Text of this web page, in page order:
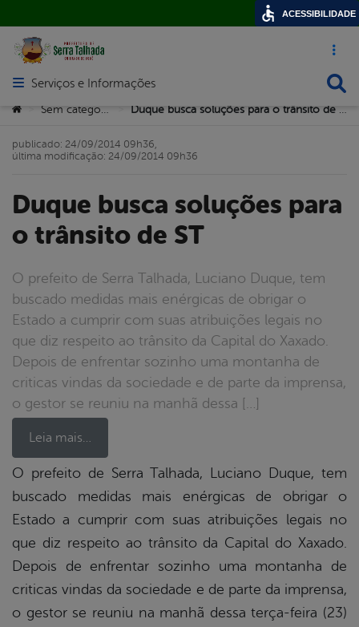
Acesso
Abrir menu principal de navegação
Serviços e Informações
Você está aqui:
> >
Duque busca soluções para
o trânsito de ST
O prefeito de Serra Talhada, Luciano Duque, tem
buscado medidas mais enérgicas de obrigar o
Estado a cumprir com suas atribuições legais no
que diz respeito ao trânsito da Capital do Xaxado.
Depois de enfrentar sozinho uma montanha de
criticas vindas da sociedade e de parte da imprensa,
o gestor se reuniu na manhã dessa […]
Leia mais…
publicado: 24/09/2014 09h36,
última modificação: 24/09/2014 09h36
O prefeito de Serra Talhada, Luciano Duque, tem
buscado medidas mais enérgicas de obrigar o
Estado a cumprir com suas atribuições legais no
que diz respeito ao trânsito da Capital do Xaxado.
Depois de enfrentar sozinho uma montanha de
criticas vindas da sociedade e de parte da imprensa,
o gestor se reuniu na manhã dessa terça-feira (23)
ACESSIBILIDADE